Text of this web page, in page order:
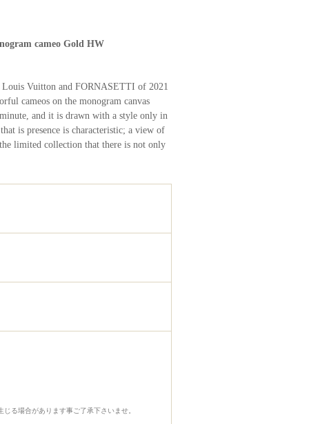
cameo Gold HW
Vuitton and FORNASETTI of 2021
cameos on the monogram canvas
and it is drawn with a style only in
is presence is characteristic; a view of
limited collection that there is not only
る場合があります事ご了承下さいませ。